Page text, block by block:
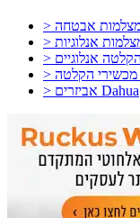
> אביזרים Dahua